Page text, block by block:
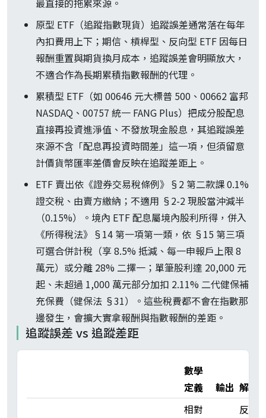
最直接的拖累來源。
原型 ETF（追蹤指數現貨）追蹤誤差通常落在每年
內扣費用上下；期信、槓桿型、反向型 ETF 因每日
報酬重置與期貨換月成本，追蹤誤差會明顯放大，
不適合作為長期累積指數報酬的代理。
累積型 ETF（如 00646 元大標普 500、00662 富邦
NASDAQ、00757 統一 FANG Plus）把成分股配息
直接再投資進淨值、不發放現金股息，其追蹤誤差
來源不含「配息再投資時間差」這一項，但須留意
計價貨幣匯率差價會反映在追蹤差距上。
ETF 賣出依《證券交易稅條例》§2 第二款課 0.1%
證交稅、由賣方繳納；不適用 §2-2 現股當沖減半
（0.15%）。境內 ETF 配息屬境內股利所得，併入
《所得稅法》§14 第一項第一類，依 §15 第三項
可選合併計稅（享 8.5% 抵減、每一申報戶上限 8
萬元）或分離 28% 二擇一；單筆股利達 20,000 元
起、未超過 1,000 萬元部分加扣 2.11% 二代健保補
充保費（健保法 §31）。這些稅費都不會在指數那
邊發生，會擴大實拿報酬與指數報酬的差距。
追蹤誤差 vs 追蹤差距
數學
定義
輸出 解讀
相對
反映